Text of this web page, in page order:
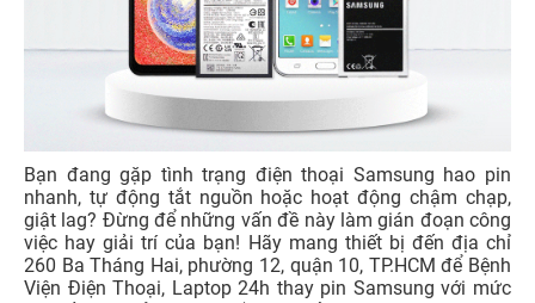
Bạn đang gặp tình trạng điện thoại Samsung hao pin
nhanh, tự động tắt nguồn hoặc hoạt động chậm chạp,
giật lag? Đừng để những vấn đề này làm gián đoạn công
việc hay giải trí của bạn! Hãy mang thiết bị đến địa chỉ
260 Ba Tháng Hai, phường 12, quận 10, TP.HCM để Bệnh
Viện Điện Thoại, Laptop 24h thay pin Samsung với mức